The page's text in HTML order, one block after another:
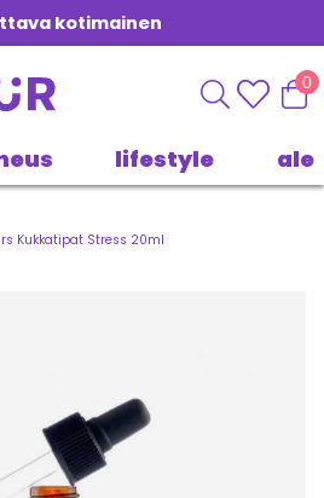
kotimainen
0
lifestyle ale
Kukkatipat Stress 20ml